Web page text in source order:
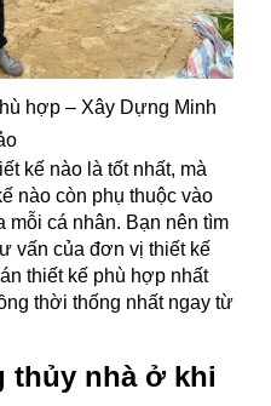
hợp – Xây Dựng Minh
kế nào là tốt nhất, mà
nào còn phụ thuộc vào
mỗi cá nhân. Bạn nên tìm
vấn của đơn vị thiết kế
thiết kế phù hợp nhất
thời thống nhất ngay từ
thủy nhà ở khi